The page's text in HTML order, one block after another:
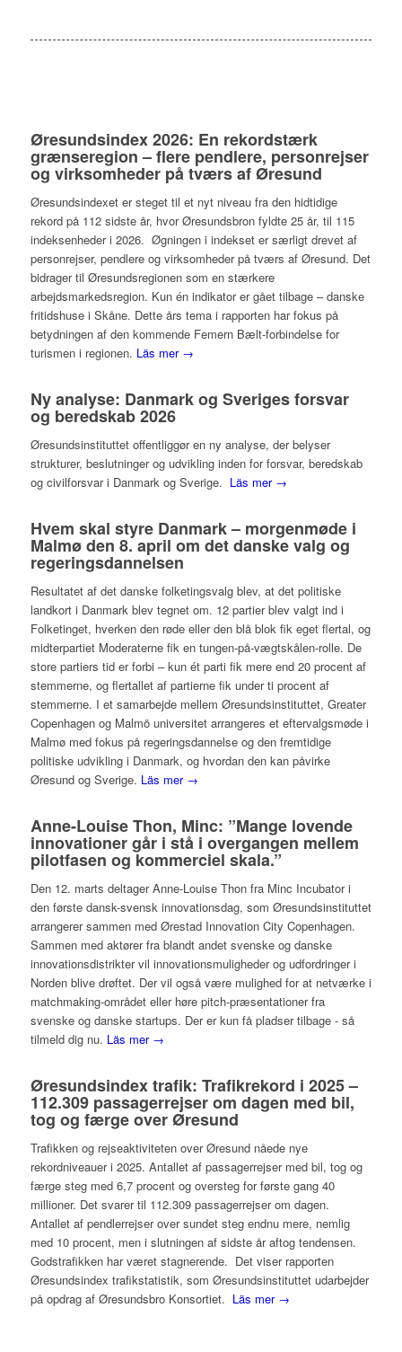
Øresundsindex 2026: En rekordstærk
grænseregion – flere pendlere, personrejser
og virksomheder på tværs af Øresund
Øresundsindexet er steget til et nyt niveau fra den hidtidige
rekord på 112 sidste år, hvor Øresundsbron fyldte 25 år, til 115
indeksenheder i 2026. Øgningen i indekset er særligt drevet af
personrejser, pendlere og virksomheder på tværs af Øresund. Det
bidrager til Øresundsregionen som en stærkere
arbejdsmarkedsregion. Kun én indikator er gået tilbage – danske
fritidshuse i Skåne. Dette års tema i rapporten har fokus på
betydningen af den kommende Femern Bælt-forbindelse for
turismen i regionen. Läs mer →
Ny analyse: Danmark og Sveriges forsvar
og beredskab 2026
Øresundsinstituttet offentliggør en ny analyse, der belyser
strukturer, beslutninger og udvikling inden for forsvar, beredskab
og civilforsvar i Danmark og Sverige. Läs mer →
Hvem skal styre Danmark – morgenmøde i
Malmø den 8. april om det danske valg og
regeringsdannelsen
Resultatet af det danske folketingsvalg blev, at det politiske
landkort i Danmark blev tegnet om. 12 partier blev valgt ind i
Folketinget, hverken den røde eller den blå blok fik eget flertal, og
midterpartiet Moderaterne fik en tungen-på-vægtskålen-rolle. De
store partiers tid er forbi – kun ét parti fik mere end 20 procent af
stemmerne, og flertallet af partierne fik under ti procent af
stemmerne. I et samarbejde mellem Øresundsinstituttet, Greater
Copenhagen og Malmö universitet arrangeres et eftervalgsmøde i
Malmø med fokus på regeringsdannelse og den fremtidige
politiske udvikling i Danmark, og hvordan den kan påvirke
Øresund og Sverige. Läs mer →
Anne-Louise Thon, Minc: ”Mange lovende
innovationer går i stå i overgangen mellem
pilotfasen og kommerciel skala.”
Den 12. marts deltager Anne-Louise Thon fra Minc Incubator i
den første dansk-svensk innovationsdag, som Øresundsinstituttet
arrangerer sammen med Ørestad Innovation City Copenhagen.
Sammen med aktører fra blandt andet svenske og danske
innovationsdistrikter vil innovationsmuligheder og udfordringer i
Norden blive drøftet. Der vil også være mulighed for at netværke i
matchmaking-området eller høre pitch-præsentationer fra
svenske og danske startups. Der er kun få pladser tilbage - så
tilmeld dig nu. Läs mer →
Øresundsindex trafik: Trafikrekord i 2025 –
112.309 passagerrejser om dagen med bil,
tog og færge over Øresund
Trafikken og rejseaktiviteten over Øresund nåede nye
rekordniveauer i 2025. Antallet af passagerrejser med bil, tog og
færge steg med 6,7 procent og oversteg for første gang 40
millioner. Det svarer til 112.309 passagerrejser om dagen.
Antallet af pendlerrejser over sundet steg endnu mere, nemlig
med 10 procent, men i slutningen af sidste år aftog tendensen.
Godstrafikken har været stagnerende. Det viser rapporten
Øresundsindex trafikstatistik, som Øresundsinstituttet udarbejder
på opdrag af Øresundsbro Konsortiet. Läs mer →